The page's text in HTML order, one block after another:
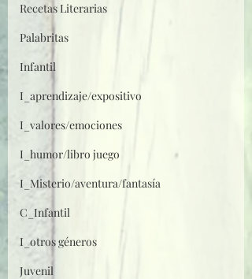
Recetas Literarias
Palabritas
Infantil
I_aprendizaje/expositivo
I_valores/emociones
I_humor/libro juego
I_Misterio/aventura/fantasía
C_Infantil
I_otros géneros
Juvenil